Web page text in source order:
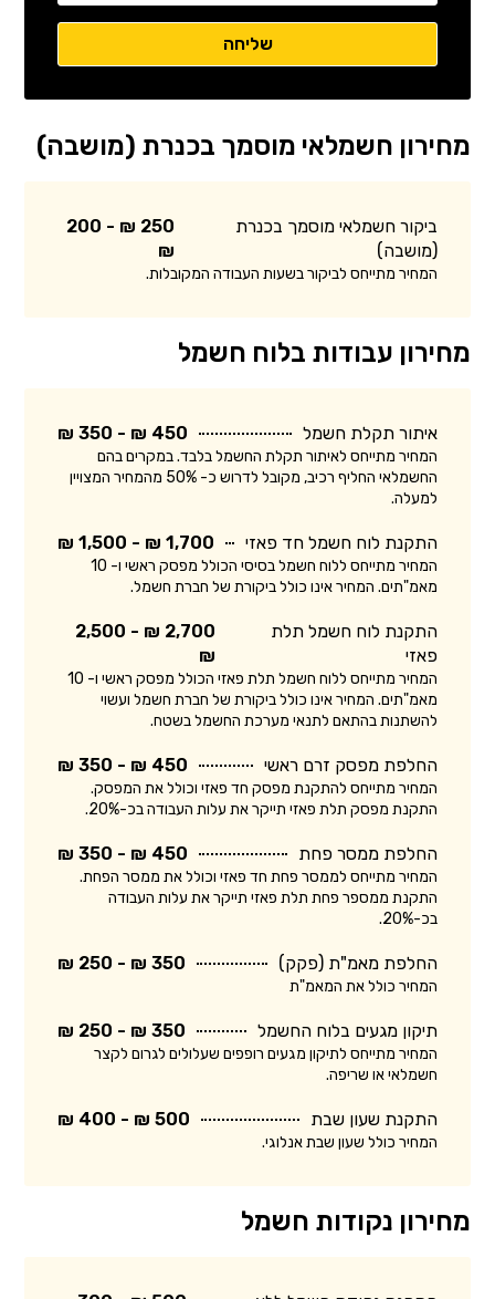
מחירון חשמלאי מוסמך בכנרת (מושבה)
ביקור חשמלאי מוסמך בכנרת
(מושבה)
250 ₪ - 200
₪
המחיר מתייחס לביקור בשעות העבודה המקובלות.
מחירון עבודות בלוח חשמל
איתור תקלת חשמל 450 ₪ - 350 ₪
המחיר מתייחס לאיתור תקלת החשמל בלבד. במקרים בהם
החשמלאי החליף רכיב, מקובל לדרוש כ- 50% מהמחיר המצויין
למעלה.
התקנת לוח חשמל חד פאזי 1,700 ₪ - 1,500 ₪
המחיר מתייחס ללוח חשמל בסיסי הכולל מפסק ראשי ו- 10
מאמ"תים. המחיר אינו כולל ביקורת של חברת חשמל.
התקנת לוח חשמל תלת
פאזי
2,700 ₪ - 2,500
₪
המחיר מתייחס ללוח חשמל תלת פאזי הכולל מפסק ראשי ו- 10
מאמ"תים. המחיר אינו כולל ביקורת של חברת חשמל ועשוי
להשתנות בהתאם לתנאי מערכת החשמל בשטח.
החלפת מפסק זרם ראשי 450 ₪ - 350 ₪
המחיר מתייחס להתקנת מפסק חד פאזי וכולל את המפסק.
התקנת מפסק תלת פאזי תייקר את עלות העבודה בכ-20%.
החלפת ממסר פחת 450 ₪ - 350 ₪
המחיר מתייחס לממסר פחת חד פאזי וכולל את ממסר הפחת.
התקנת ממספר פחת תלת פאזי תייקר את עלות העבודה
בכ-20%.
החלפת מאמ"ת (פקק) 350 ₪ - 250 ₪
המחיר כולל את המאמ"ת
תיקון מגעים בלוח החשמל 350 ₪ - 250 ₪
המחיר מתייחס לתיקון מגעים רופפים שעלולים לגרום לקצר
חשמלאי או שריפה.
התקנת שעון שבת 500 ₪ - 400 ₪
המחיר כולל שעון שבת אנלוגי.
מחירון נקודות חשמל